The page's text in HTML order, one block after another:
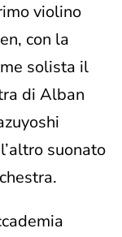
violino
con la
solista il
di Alban
suonato